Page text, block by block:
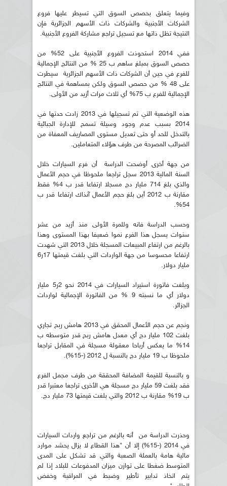
وفيما يتعلق بحصص السوق التي تسيطر عليها فروع
الشركات الأجنبية والشركات ذات الأسهم الجزائرية فإن
النتيجة تظل ذاتها مع تسجيل تراجع مشاركة الفروع الأجنبية.
ففي 2014 استحوذت الفروع الأجنبية على 52% من
حصص السوق بمبلغ ساهم ب 25 % من النتائج الإجمالية
للفرع في حين أن الشركات ذات الأسهم الجزائرية سيطرت
على 48 % من حصص السوق ولكن بمساهمة في النتائج
الإجمالية للفرع ب 75% أي ثلاث مرات أزيد من الأولى.
هذه الوضعية التي تم تسجيلها في 2013 زادت حدتها في
2014 بسبب عدم وجود وسيلة تسمح للإدارة الجبائية
بالتدخل للحد أو حتى تعديل مستوى المصاريف المعفاة من
الضرائب المصرحة من طرف هؤلاء المتعاملين.
من جهة أخرى أوضحت الدراسة أن فرع السيارات خلال
السنة المالية 2013 سجل تراجعا ملحوظا في حجم الأعمال
والذي بلغ 714 مليار دج مسجلا ارتفاعا قدر ب 4% فقط
مقارنة ب 2012 أين بلغ حجم الأعمال آنذاك ارتفاعا قدر ب
54%.
وحسب الدراسة فانه وللمرة الأولى منذ أزيد من عشر
سنوات يسجل هذا الفرع نموا ضعيفا بهذا المستوى وهذا
بالرغم من ارتفاع المبيعات المسجلة خلال 2013 التي شهدت
ارتفاعا محسوسا من جهة الواردات التي بلغت قيمتها 17ر6
مليار دولار.
وبلغت فاتورة استيراد السيارات في 2014 نحو 2ر5 مليار
دولار أي ما نسبته 9 % من الفاتورة الإجمالية لواردات
الجزائر.
ونجم عن حجم الأعمال المحقق في 2013 هامش ربح تجاري
بلغت 102 مليار دج أي معدل هامش ربح قدر متوسطه ب
14% ما يعكس أرباحا معقولة مسجلة في المقابل تراجعا
ملحوظا ب 19 مليار دج بالنسبة ل 2012 (-15%).
و بالنسبة للقيمة المضافة المحققة من طرف مجمل الفرع
فقد بلغت 59 مليار دج مسجلة هي الأخرى تراجعا معتبرا قدر
ب 19% مقارنة ب 2012 والتي بلغت قيمتها 73 مليار دج.
وحذرت الدراسة من أنه بالرغم من تراجع واردات السيارات
في 2014 (-15%) إلا أن "هذا القطاع لا يزال يحشد موارد
مالية هامة بالعملة الصعبة والتي قد تشكل على المدى
المتوسط ضغطا على توازن ميزان المدفوعات للبلاد إذا لم
يتم اتخاذ تدابير تأطير وضبط في المراقبة وخفض